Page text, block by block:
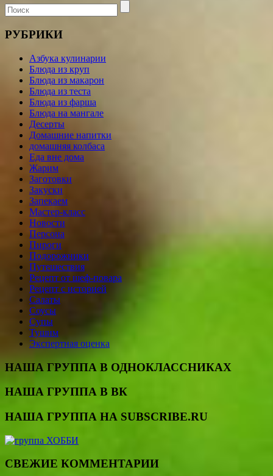
РУБРИКИ
Азбука кулинарии
Блюда из круп
Блюда из макарон
Блюда из теста
Блюда из фарша
Блюда на мангале
Десерты
Домашние напитки
домашняя колбаса
Еда вне дома
Жарим
Заготовки
Закуски
Запекаем
Мастер-класс
Новости
Персона
Пироги
Подорожники
Путешествия
Рецепт от шеф-повара
Рецепт с историей
Салаты
Соусы
Супы
Тушим
Экспертная оценка
НАША ГРУППА В ОДНОКЛАССНИКАХ
НАША ГРУППА В ВК
НАША ГРУППА НА SUBSCRIBE.RU
СВЕЖИЕ КОММЕНТАРИИ